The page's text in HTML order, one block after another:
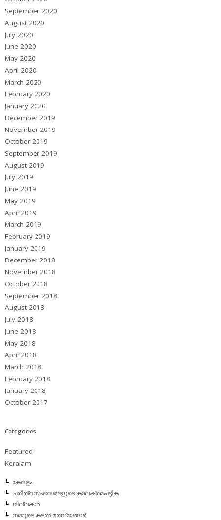
September 2020
August 2020
July 2020
June 2020
May 2020
April 2020
March 2020
February 2020
January 2020
December 2019
November 2019
October 2019
September 2019
August 2019
July 2019
June 2019
May 2019
April 2019
March 2019
February 2019
January 2019
December 2018
November 2018
October 2018
September 2018
August 2018
July 2018
June 2018
May 2018
April 2018
March 2018
February 2018
January 2018
October 2017
Categories
Featured
Keralam
കേരളം
ചരിത്രസംഭവങ്ങളുടെ കാലക്രമപട്ടിക
ജില്ലകള്‍
നമ്മുടെ കടല്‍ മത്സ്യങ്ങള്‍